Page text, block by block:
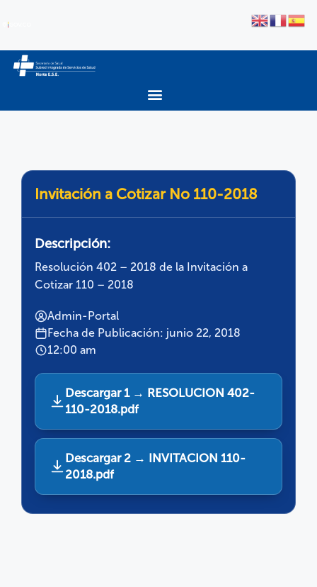
Invitación a Cotizar No 110-2018
Descripción:
Resolución 402 – 2018 de la Invitación a
Cotizar 110 – 2018
Admin-Portal
Fecha de Publicación: junio 22, 2018
12:00 am
Descargar 1 → RESOLUCION 402-
110-2018.pdf
Descargar 2 → INVITACION 110-
2018.pdf